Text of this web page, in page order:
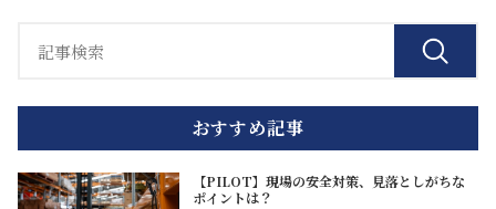
おすすめ記事
【PILOT】現場の安全対策、見落としがちな
ポイントは？